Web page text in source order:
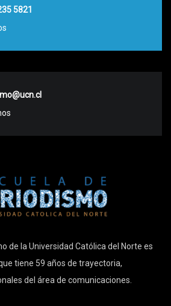
5821
de la Universidad Católica del Norte es
tiene 59 años de trayectoria,
del área de comunicaciones.